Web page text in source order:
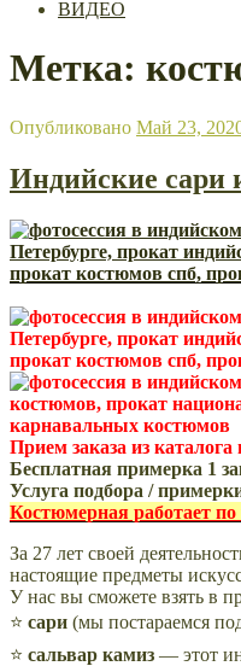
ВИДЕО
Метка:
Опубликовано Май 23,
Индийские сари
Прием заказа из каталога
Бесплатная примерка 1
Услуга подбора /
Костюмерная работает по
За 27 лет своей
настоящие предметы
У нас вы сможете взять в
⭐ сари (мы постараемся
⭐ сальвар камиз — этот